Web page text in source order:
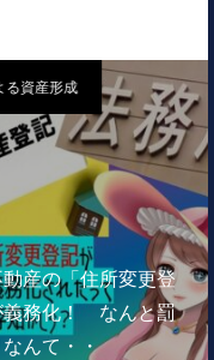
産形成
産の「住所変更登
務化！ なんと罰
んて・・